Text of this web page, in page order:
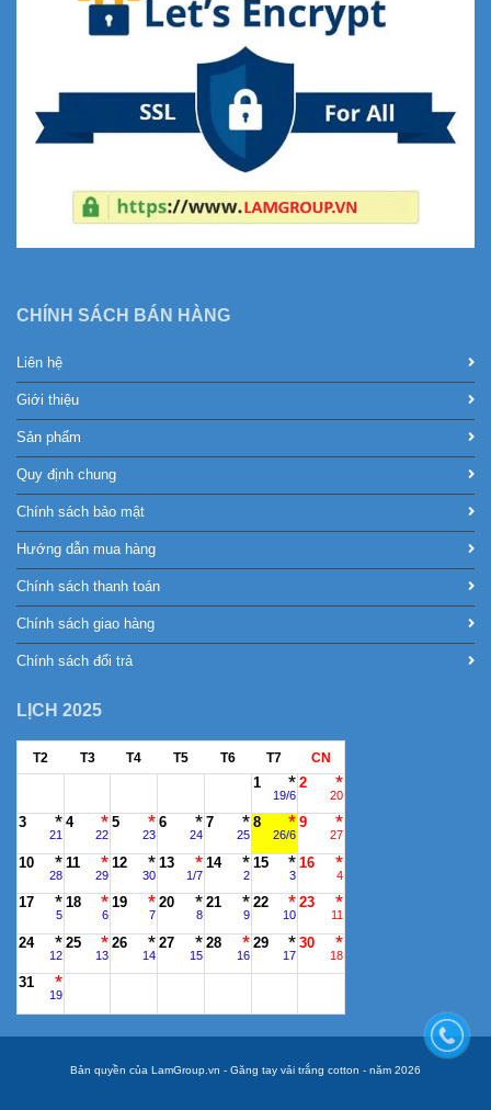
CHÍNH SÁCH BÁN HÀNG
Liên hệ
Giới thiệu
Sản phẩm
Quy định chung
Chính sách bảo mật
Hướng dẫn mua hàng
Chính sách thanh toán
Chính sách giao hàng
Chính sách đổi trả
LỊCH 2025
T2 T3 T4 T5 T6 T7 CN
1
19/6
2
20
3
21
4
22
5
23
6
24
7
25
8
26/6
9
27
10
28
11
29
12
30
13
1/7
14
2
15
3
16
4
17
5
18
6
19
7
20
8
21
9
22
10
23
11
24
12
25
13
26
14
27
15
28
16
29
17
30
18
31
19
Bản quyền của LamGroup.vn - Găng tay vải trắng cotton - năm 2026